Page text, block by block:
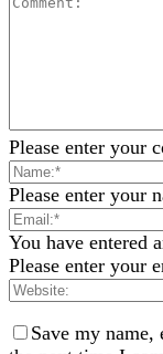
Please enter your
Please enter your
You have entered
Please enter your
Save my